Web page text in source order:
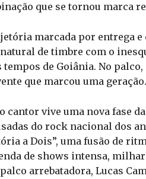
que se tornou marca
marcada por entrega
de timbre com o
de Goiânia. No
que marcou uma geração.
cantor vive uma nova fase
do rock nacional dos
a Dois”, uma fusão de
de shows intensa,
arrebatadora, Lucas